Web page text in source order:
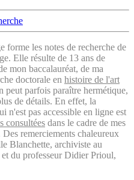
forme les notes de recherche de
Elle résulte de 13 ans de
mon baccalauréat, de ma
doctorale en histoire de l'art
parfois paraître hermétique,
de détails. En effet, la
n'est pas accessible en ligne est
consultées dans le cadre de mes
remerciements chaleureux
Blanchette, archiviste au
du professeur Didier Prioul,